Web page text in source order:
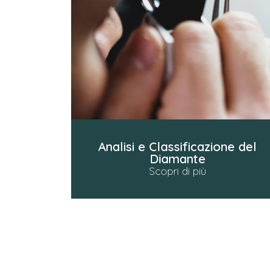
Analisi e Classificazione del
Diamante
Scopri di più